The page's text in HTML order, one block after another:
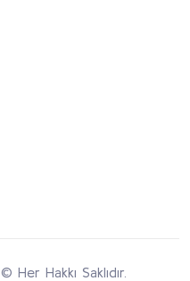
© Her Hakkı Saklıdır.